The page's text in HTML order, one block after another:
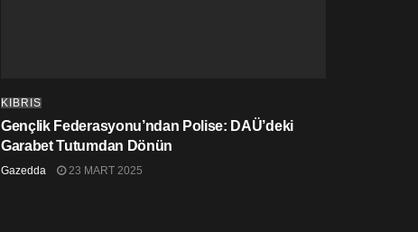
KIBRIS
Gençlik Federasyonu’ndan Polise: DAÜ’deki
Garabet Tutumdan Dönün
Gazedda 23 MART 2025